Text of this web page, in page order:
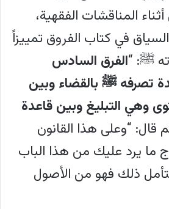
المناقشات الفقهية،
في كتاب الفروق تمييزاً
ﷺ: “الفرق السادس
تصرفه ﷺ بالقضاء وبين
وهي التبليغ وبين قاعدة
قال: “وعلى هذا القانون
ما يرد عليك من هذا الباب
ذلك فهو من الأصول